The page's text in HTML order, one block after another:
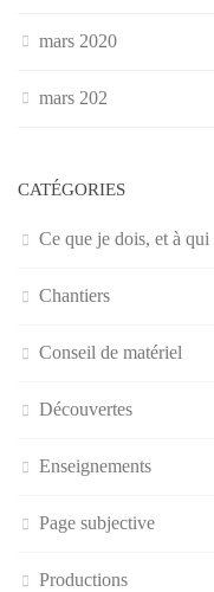
mars 2020
mars 202
CATÉGORIES
Ce que je dois, et à qui
Chantiers
Conseil de matériel
Découvertes
Enseignements
Page subjective
Productions